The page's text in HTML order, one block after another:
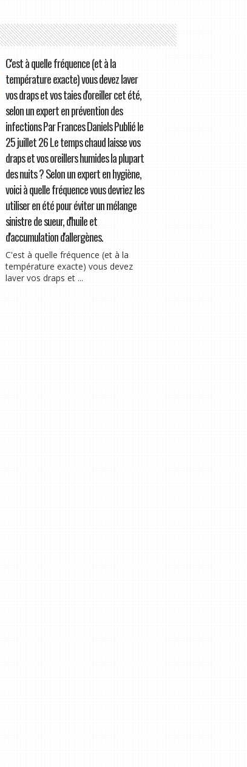
C'est à quelle fréquence (et à la
température exacte) vous devez laver
vos draps et vos taies d'oreiller cet été,
selon un expert en prévention des
infections Par Frances Daniels Publié le
25 juillet 26 Le temps chaud laisse vos
draps et vos oreillers humides la plupart
des nuits ? Selon un expert en hygiène,
voici à quelle fréquence vous devriez les
utiliser en été pour éviter un mélange
sinistre de sueur, d'huile et
d'accumulation d'allergènes.
C'est à quelle fréquence (et à la
température exacte) vous devez
laver vos draps et ...